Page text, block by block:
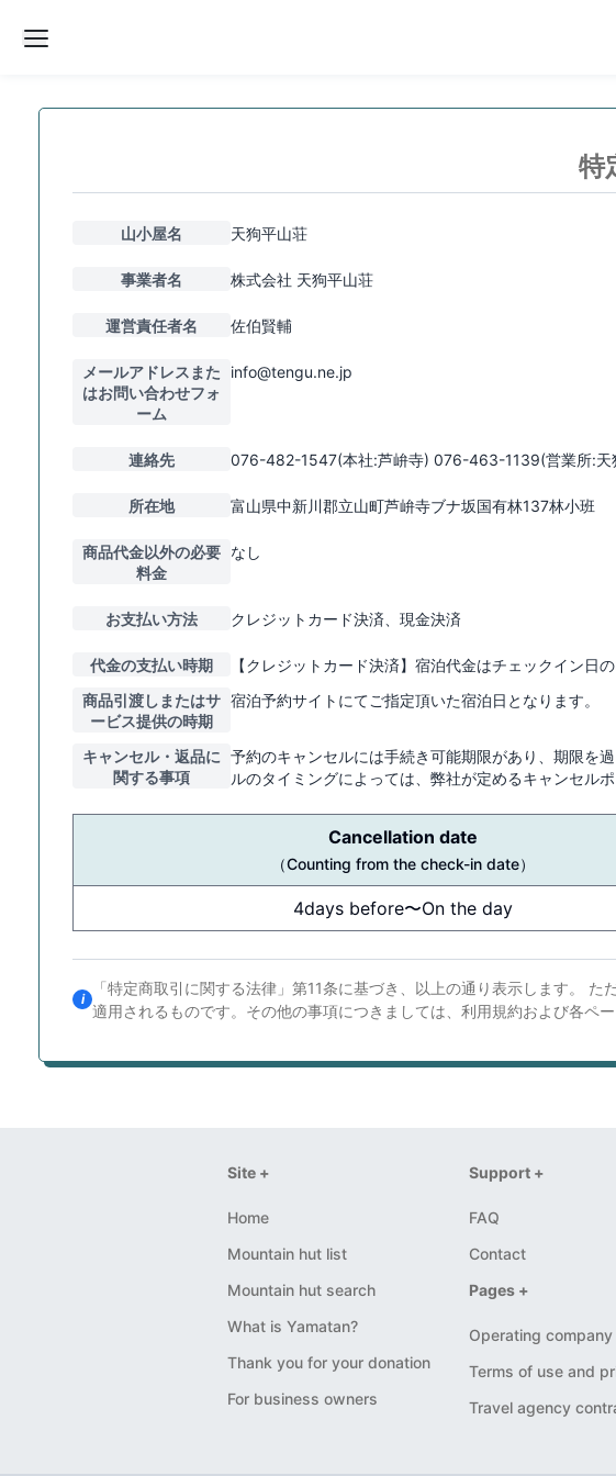
特
山小屋名 天狗平山荘
事業者名 株式会社 天狗平山荘
運営責任者名 佐伯賢輔
メールアドレスまた
はお問い合わせフォ
ーム
info@tengu.ne.jp
連絡先 076-482-1547(本社:芦峅寺) 076-463-1139(営業所:天
所在地 富山県中新川郡立山町芦峅寺ブナ坂国有林137林小班
商品代金以外の必要
料金
なし
お支払い方法 クレジットカード決済、現金決済
代金の支払い時期
【クレジットカード決済】宿泊代金はチェックイン
商品引渡しまたはサ
ービス提供の時期
宿泊予約サイトにてご指定頂いた宿泊日となります。
キャンセル・返品に
関する事項
予約のキャンセルには手続き可能期限があり、期限を
ルのタイミングによっては、弊社が定めるキャンセル
Cancellation date
（Counting from the check-in date）
4days before〜On the day
「特定商取引に関する法律」第11条に基づき、以上の通り表示します。
適用されるものです。その他の事項につきましては、利用規約および各ペー
Site +
Home
Mountain hut list
Mountain hut search
What is Yamatan?
Thank you for your donation
For business owners
Support +
FAQ
Contact
Pages +
Operating company
Terms of use and
Travel agency